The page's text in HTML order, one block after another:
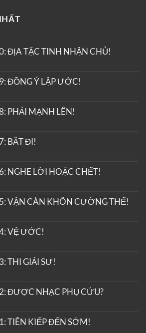
ĐỊA TẶC TINH NHẬN CHỦ!
ĐỒNG Ý LẬP ƯỚC!
PHẢI MẠNH LÊN!
BẮT ĐI!
NGHE LỜI HOẶC CHẾT!
VẬN CÀN KHÔN CƯỜNG THẾ!
VỆ ƯỚC!
THI GIẢI SƯ!
ĐƯỢC NHẠC PHỤ CỨU?
TIÊN KIẾP ĐẾN SỚM!